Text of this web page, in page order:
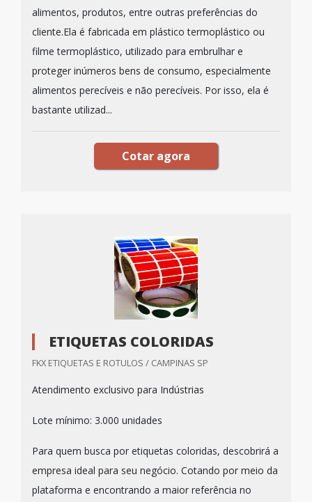
alimentos, produtos, entre outras preferências do
cliente.Ela é fabricada em plástico termoplástico ou
filme termoplástico, utilizado para embrulhar e
proteger inúmeros bens de consumo, especialmente
alimentos perecíveis e não perecíveis. Por isso, ela é
bastante utilizad...
Cotar agora
ETIQUETAS COLORIDAS
FKX ETIQUETAS E ROTULOS / CAMPINAS SP
Atendimento exclusivo para Indústrias
Lote mínimo: 3.000 unidades
Para quem busca por etiquetas coloridas, descobrirá a
empresa ideal para seu negócio. Cotando por meio da
plataforma e encontrando a maior referência no